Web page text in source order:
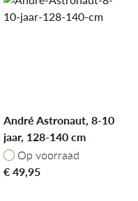
André Astronaut, 8-10
jaar, 128-140 cm
Op voorraad
Op voorraad
€49,95